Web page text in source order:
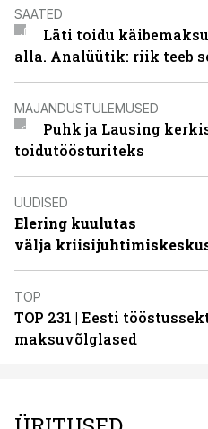
SAATED
Läti toidu
alla. Analüütik: riik teeb
MAJANDUSTULEMUSED
Puhk ja Lausing
toidutöösturiteks
UUDISED
Elering kuulutas
välja
TOP
TOP 231 | Eesti
maksuvõlglased